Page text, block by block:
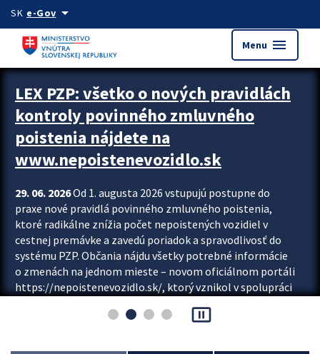
Preskocit na hlavný obsah
SK e-Govarrow_drop_down
Menu menu
Zastavit automatický posun upútavok
LEX PZP: všetko o nových pravidlách
kontroly povinného zmluvného
poistenia nájdete na
www.nepoistenevozidlo.sk
29. 06. 2026Od 1. augusta 2026 vstupujú postupne do
praxe nové pravidlá povinného zmluvného poistenia,
ktoré radikálne znížia počet nepoistených vozidiel v
cestnej premávke a zavedú poriadok a spravodlivosť do
systému PZP. Občania nájdu všetky potrebné informácie
o zmenách na jednom mieste – novom oficiálnom portáli
https://nepoistenevozidlo.sk/, ktorý vznikol v spolupráci
asociácie poisťovní (SLASPO) a Ministerstva vnútra SR.
pause_presentation